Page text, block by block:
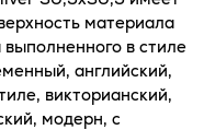
материала
в стиле
английский,
викторианский,
модерн, с